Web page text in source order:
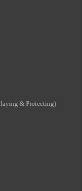
& Protecting)